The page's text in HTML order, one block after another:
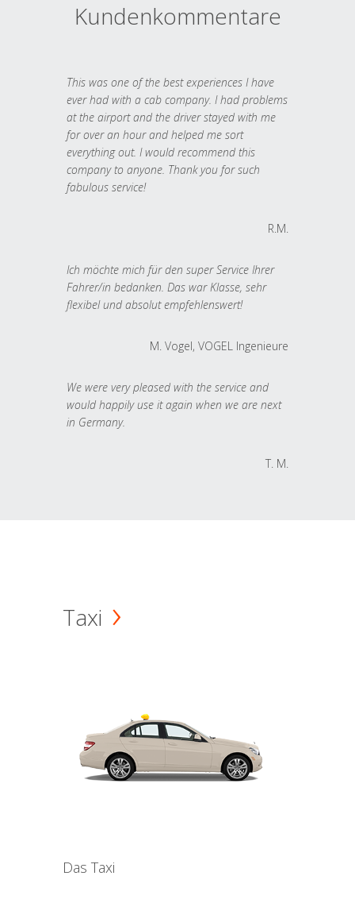
Kundenkommentare
This was one of the best experiences I have
ever had with a cab company. I had problems
at the airport and the driver stayed with me
for over an hour and helped me sort
everything out. I would recommend this
company to anyone. Thank you for such
fabulous service!
R.M.
Ich möchte mich für den super Service Ihrer
Fahrer/in bedanken. Das war Klasse, sehr
flexibel und absolut empfehlenswert!
M. Vogel, VOGEL Ingenieure
We were very pleased with the service and
would happily use it again when we are next
in Germany.
T. M.
Taxi
Das Taxi